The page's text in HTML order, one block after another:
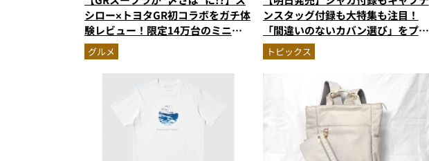
シロー×トヨタGR初コラボをガチ体
験レビュー！限定14万台のミニカ
ー＆体験型演出に大人も子供も大興
奮間違いなし
グルメ
ンスタッグ付録も大特集も注目！
「間違いのないカバン選び」をプロ
がジャッジ・MonoMax9月号の目
次を公開
トピックス